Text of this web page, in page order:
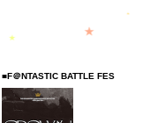
■F＠NTASTIC BATTLE FES